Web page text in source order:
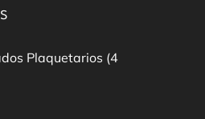
Plaquetarios (4